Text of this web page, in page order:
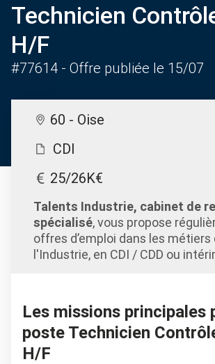
Technicien
H/F
#77614 - Offre publiée le 15/07
60 - Oise
CDI
25/26K€
Talents Industrie, cabinet de
spécialisé, vous propose
offres d’emploi dans les métiers
l'Industrie, en CDI / CDD ou
Les missions principales
poste Technicien
H/F